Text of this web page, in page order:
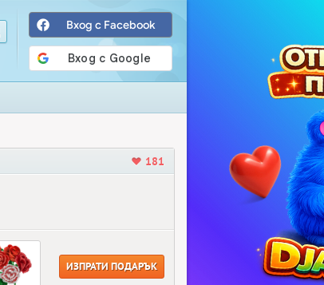
Вход с Facebook
181
ИЗПРАТИ ПОДАРЪК